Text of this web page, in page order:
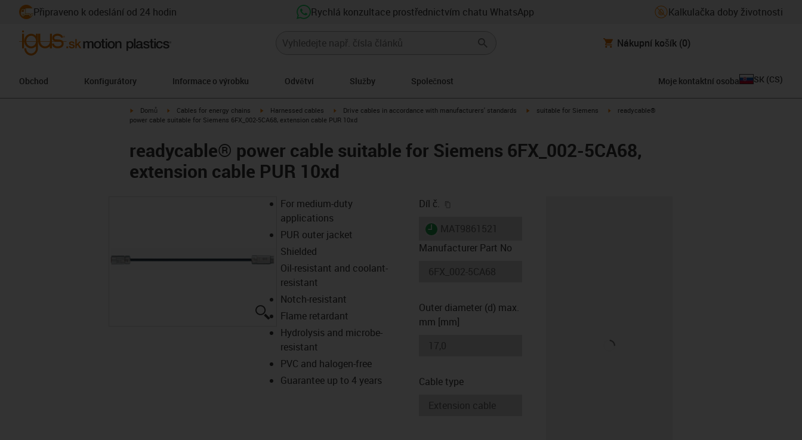
Připraveno k odeslání od 24 hodin Rychlá konzultace prostřednictvím chatu WhatsApp Kalkulačka doby životnosti
Nákupní košík (0)
Obchod Konfigurátory Informace o výrobku Odvětví Služby Společnost Moje kontaktní osoba SK (CS)
igus-icon-arrow-right
Domů igus-icon-arrow-right
Cables for energy chains igus-icon-arrow-right
Harnessed cables igus-icon-arrow-right
Drive cables in accordance with manufacturers' standards igus-icon-arrow-right
suitable for Siemens igus-icon-arrow-right
readycable®
power cable suitable for Siemens 6FX_002-5CA68, extension cable PUR 10xd
readycable® power cable suitable for Siemens 6FX_002-5CA68,
extension cable PUR 10xd
igus-icon-lupe
For medium-duty
applications
PUR outer jacket
Shielded
Oil-resistant and coolant-
resistant
Notch-resistant
Flame retardant
Hydrolysis and microbe-
resistant
PVC and halogen-free
Guarantee up to 4 years
Díl č.
igus-icon-lieferzeit
Manufacturer Part No
Outer diameter (d) max.
mm [mm]
Cable type